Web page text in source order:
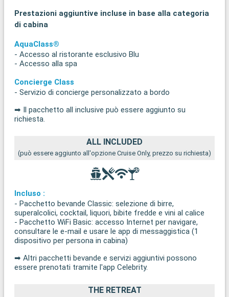
Prestazioni aggiuntive incluse in base alla categoria
di cabina
AquaClass®
- Accesso al ristorante esclusivo Blu
- Accesso alla spa
Concierge Class
- Servizio di concierge personalizzato a bordo
➡ Il pacchetto all inclusive può essere aggiunto su
richiesta.
ALL INCLUDED
(può essere aggiunto all'opzione Cruise Only, prezzo su richiesta)
Incluso :
- Pacchetto bevande Classic: selezione di birre,
superalcolici, cocktail, liquori, bibite fredde e vini al calice
- Pacchetto WiFi Basic: accesso Internet per navigare,
consultare le e-mail e usare le app di messaggistica (1
dispositivo per persona in cabina)
➡ Altri pacchetti bevande e servizi aggiuntivi possono
essere prenotati tramite l'app Celebrity.
THE RETREAT